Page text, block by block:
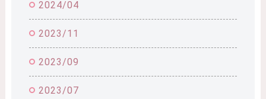
2024/04
2023/11
2023/09
2023/07